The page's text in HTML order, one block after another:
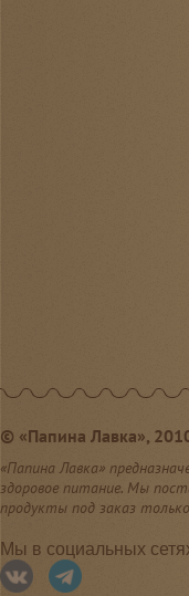
© «Папина Лавка»,
«Папина Лавка»
здоровое питание. Мы
продукты под заказ
Мы в социальных